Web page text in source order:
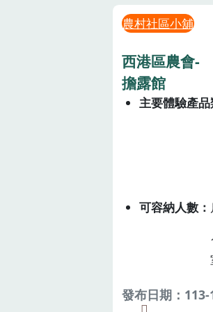
農村社區小舖
西港區農會-
擔露館
主要體驗產
可容納人數
發布日期：